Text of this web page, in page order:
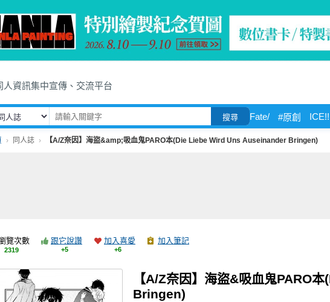
人資訊集中宣傳、交流平台
搜尋 Fate/ #原創 ICE!!
同人誌 【A/Z奈因】海盜&amp;吸血鬼PARO本(Die Liebe Wird Uns Auseinander Bringen)
覽次數
2319
跟它說讚
+5
加入喜愛
+6
加入筆記
【A/Z奈因】海盜&吸血鬼PARO
Bringen)